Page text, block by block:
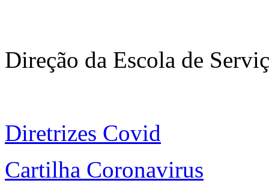
Direção da Escola de
Diretrizes Covid
Cartilha Coronavirus